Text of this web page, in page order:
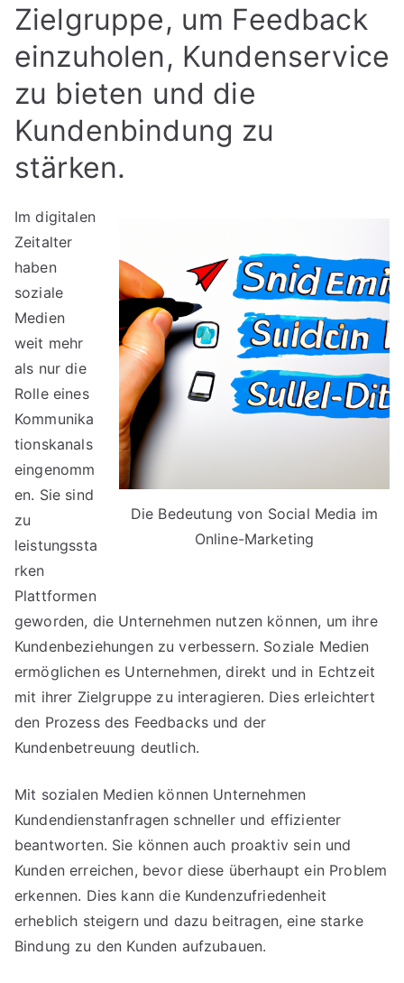
Zielgruppe, um Feedback
einzuholen, Kundenservice
zu bieten und die
Kundenbindung zu
stärken.
Die Bedeutung von Social Media im
Online-Marketing
Im digitalen
Zeitalter
haben
soziale
Medien
weit mehr
als nur die
Rolle eines
Kommunika
tionskanals
eingenomm
en. Sie sind
zu
leistungssta
rken
Plattformen
geworden, die Unternehmen nutzen können, um ihre
Kundenbeziehungen zu verbessern. Soziale Medien
ermöglichen es Unternehmen, direkt und in Echtzeit
mit ihrer Zielgruppe zu interagieren. Dies erleichtert
den Prozess des Feedbacks und der
Kundenbetreuung deutlich.
Mit sozialen Medien können Unternehmen
Kundendienstanfragen schneller und effizienter
beantworten. Sie können auch proaktiv sein und
Kunden erreichen, bevor diese überhaupt ein Problem
erkennen. Dies kann die Kundenzufriedenheit
erheblich steigern und dazu beitragen, eine starke
Bindung zu den Kunden aufzubauen.